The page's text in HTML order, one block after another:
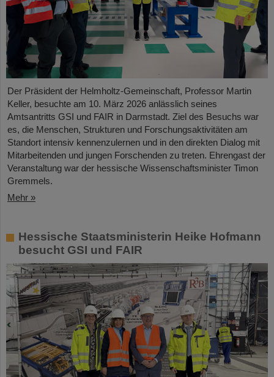
Der Präsident der Helmholtz-Gemeinschaft, Professor Martin
Keller, besuchte am 10. März 2026 anlässlich seines
Amtsantritts GSI und FAIR in Darmstadt. Ziel des Besuchs war
es, die Menschen, Strukturen und Forschungsaktivitäten am
Standort intensiv kennenzulernen und in den direkten Dialog mit
Mitarbeitenden und jungen Forschenden zu treten. Ehrengast der
Veranstaltung war der hessische Wissenschaftsminister Timon
Gremmels.
Mehr »
Hessische Staatsministerin Heike Hofmann
besucht GSI und FAIR